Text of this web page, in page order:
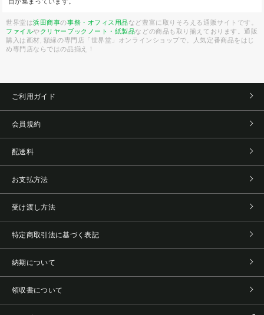
目が集まっています。
世界堂は浜田商事の事務・オフィス用品など豊富に取りそろえる通販サイトです。
ファイルやクリヤーブック ノート・紙製品などの商品も取り揃えております。通販
購入は画材, 額縁の専門店「世界堂」オンラインショップで。人気定番商品をはじ
め専門店ならではの品揃え！
ご利用ガイド
会員規約
配送料
お支払方法
受け渡し方法
特定商取引法に基づく表記
納期について
領収書について